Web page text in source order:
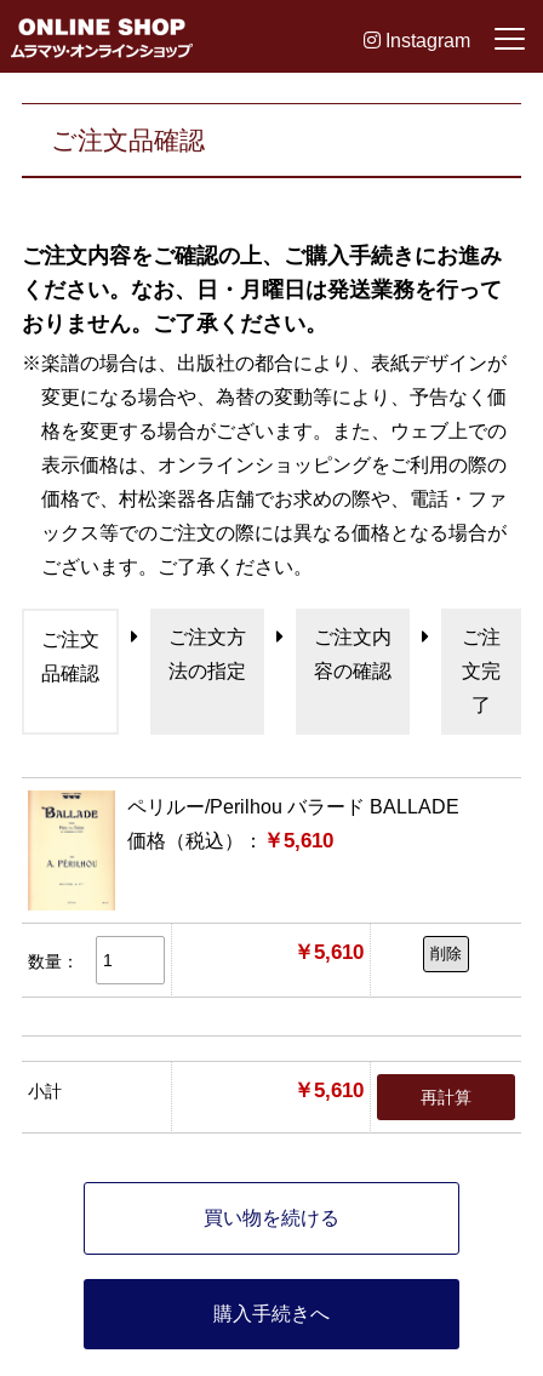
Instagram
ご注文品確認
ご注文内容をご確認の上、ご購入手続きにお進み
ください。なお、日・月曜日は発送業務を行って
おりません。ご了承ください。
※楽譜の場合は、出版社の都合により、表紙デザインが
変更になる場合や、為替の変動等により、予告なく価
格を変更する場合がございます。また、ウェブ上での
表示価格は、オンラインショッピングをご利用の際の
価格で、村松楽器各店舗でお求めの際や、電話・ファ
ックス等でのご注文の際には異なる価格となる場合が
ございます。ご了承ください。
ご注文
品確認
ご注文方
法の指定
ご注文内
容の確認
ご注
文完
了
ペリルー/Perilhou バラード BALLADE
価格（税込）：
￥5,610
数量： ￥5,610 削除
小計 ￥5,610 再計算
買い物を続ける
購入手続きへ